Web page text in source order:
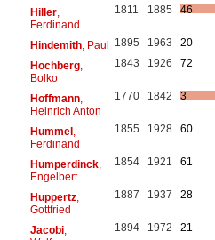
Hiller,
Ferdinand
1811 1885 46
Hindemith, Paul 1895 1963
20
Hochberg,
Bolko
1843 1926 72
Hoffmann,
Heinrich Anton
1770 1842 3
Hummel ,
Ferdinand
1855 1928 60
Humperdinck,
Engelbert
1854 1921 61
Huppertz,
Gottfried
1887 1937 28
Jacobi,
1894 1972 21